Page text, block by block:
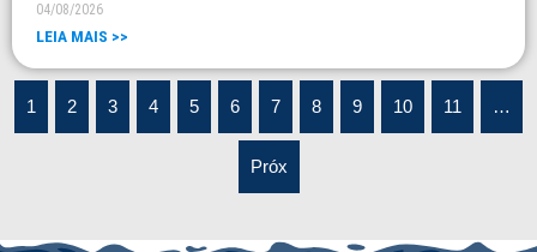
04/08/2026
LEIA MAIS >>
1 2 3 4 5 6 7 8 9 10 11 …
Próx